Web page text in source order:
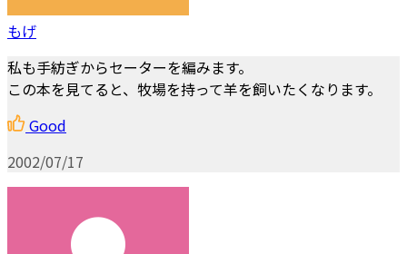
もげ
私も手紡ぎからセーターを編みます。
この本を見てると、牧場を持って羊を飼いたくなります。
Good
2002/07/17